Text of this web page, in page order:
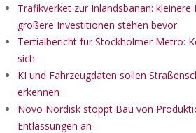
Trafikverket zur Inlandsbanan:
größere Investitionen stehen bevor
Tertialbericht für Stockholmer Metro:
sich
KI und Fahrzeugdaten sollen
erkennen
Novo Nordisk stoppt Bau von
Entlassungen an